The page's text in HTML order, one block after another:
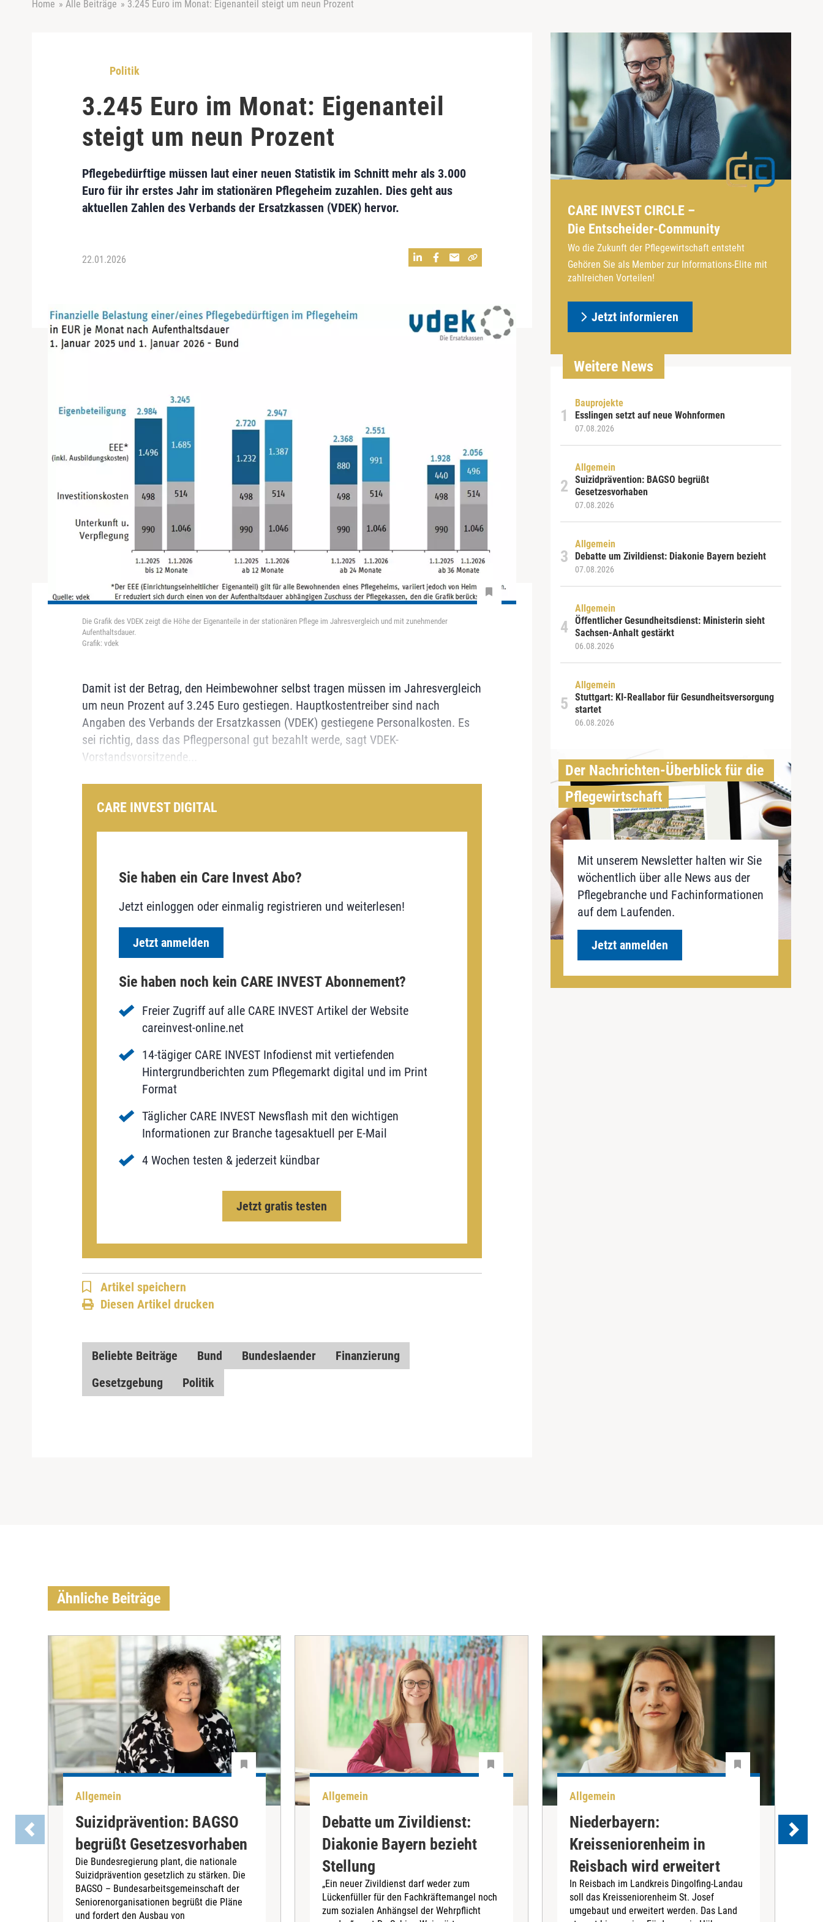
Home » Alle Beiträge » 3.245 Euro im Monat: Eigenanteil steigt um neun Prozent
Politik
3.245 Euro im Monat: Eigenanteil
steigt um neun Prozent
Pflegebedürftige müssen laut einer neuen Statistik im Schnitt mehr als 3.000
Euro für ihr erstes Jahr im stationären Pflegeheim zuzahlen. Dies geht aus
aktuellen Zahlen des Verbands der Ersatzkassen (VDEK) hervor.
22.01.2026
Die Grafik des VDEK zeigt die Höhe der Eigenanteile in der stationären Pflege im Jahresvergleich und mit zunehmender
Aufenthaltsdauer.
Grafik: vdek
Damit ist der Betrag, den Heimbewohner selbst tragen müssen im Jahresvergleich
um neun Prozent auf 3.245 Euro gestiegen. Hauptkostentreiber sind nach
Angaben des Verbands der Ersatzkassen (VDEK) gestiegene Personalkosten. Es
sei richtig, dass das Pflegpersonal gut bezahlt werde, sagt VDEK-
Vorstandsvorsitzende...
CARE INVEST DIGITAL
Sie haben ein Care Invest Abo?
Jetzt einloggen oder einmalig registrieren und weiterlesen!
Jetzt anmelden
Sie haben noch kein CARE INVEST Abonnement?
Freier Zugriff auf alle CARE INVEST Artikel der Website
careinvest-online.net
14-tägiger CARE INVEST Infodienst mit vertiefenden
Hintergrundberichten zum Pflegemarkt digital und im Print
Format
Täglicher CARE INVEST Newsflash mit den wichtigen
Informationen zur Branche tagesaktuell per E-Mail
4 Wochen testen & jederzeit kündbar
Jetzt gratis testen
Artikel speichern
Diesen Artikel drucken
Beliebte Beiträge Bund Bundeslaender
Finanzierung
Gesetzgebung
Politik
CARE INVEST CIRCLE –
Die Entscheider-Community
Wo die Zukunft der Pflegewirtschaft entsteht
Gehören Sie als Member zur Informations-Elite mit
zahlreichen Vorteilen!
Jetzt informieren
Weitere News
Bauprojekte
Esslingen setzt auf neue Wohnformen
07.08.2026
Allgemein
Suizidprävention: BAGSO begrüßt
Gesetzesvorhaben
07.08.2026
Allgemein
Debatte um Zivildienst: Diakonie Bayern bezieht
07.08.2026
Allgemein
Öffentlicher Gesundheitsdienst: Ministerin sieht
Sachsen-Anhalt gestärkt
06.08.2026
Allgemein
Stuttgart: KI-Reallabor für Gesundheitsversorgung
startet
06.08.2026
Der Nachrichten-Überblick für die
Pflegewirtschaft
Mit unserem Newsletter halten wir Sie
wöchentlich über alle News aus der
Pflegebranche und Fachinformationen
auf dem Laufenden.
Jetzt anmelden
Ähnliche Beiträge
Allgemein
Suizidprävention: BAGSO
begrüßt Gesetzesvorhaben
Die Bundesregierung plant, die nationale
Suizidprävention gesetzlich zu stärken. Die
BAGSO – Bundesarbeitsgemeinschaft der
Seniorenorganisationen begrüßt die Pläne
und fordert den Ausbau von
Allgemein
Debatte um Zivildienst:
Diakonie Bayern bezieht
Stellung
„Ein neuer Zivildienst darf weder zum
Lückenfüller für den Fachkräftemangel noch
zum sozialen Anhängsel der Wehrpflicht
Allgemein
Niederbayern:
Kreisseniorenheim in
Reisbach wird erweitert
In Reisbach im Landkreis Dingolfing-Landau
soll das Kreisseniorenheim St. Josef
umgebaut und erweitert werden. Das Land